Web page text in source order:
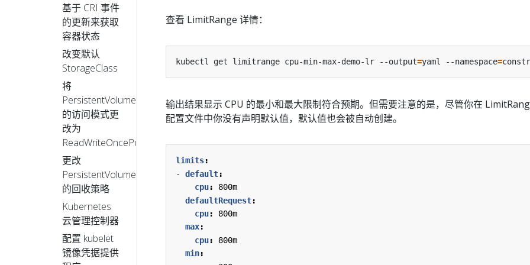
基于 CRI 事件
的更新来获取
容器状态
改变默认
StorageClass
将
PersistentVolume
的访问模式更
改为
ReadWriteOncePod
更改
PersistentVolume
的回收策略
Kubernetes
云管理控制器
配置 kubelet
镜像凭据提供
查看 LimitRange 详情：
kubectl get limitrange cpu-min-max-demo-lr --output=yaml --namespace=
输出结果显示 CPU 的最小和最大限制符合预期。但需要注意的是，尽管你在
配置文件中你没有声明默认值，默认值也会被自动创建。
limits:
- default:
cpu:
800m
defaultRequest:
cpu:
800m
max:
cpu:
800m
min: